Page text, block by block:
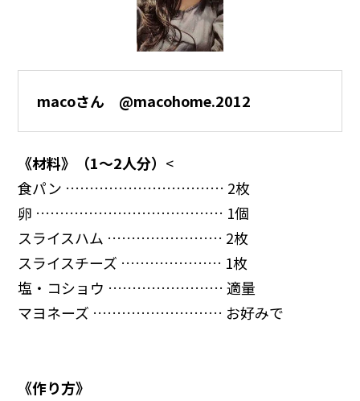
macoさん @macohome.2012
《材料》（1～2人分） <
食パン …………………………… 2枚
卵 ………………………………… 1個
スライスハム …………………… 2枚
スライスチーズ ………………… 1枚
塩・コショウ …………………… 適量
マヨネーズ ……………………… お好みで
《作り方》